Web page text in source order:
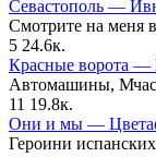
Севастополь —
Смотрите на меня
5 24.6к.
Красные ворота
Автомашины,
11 19.8к.
Они и мы —
Героини